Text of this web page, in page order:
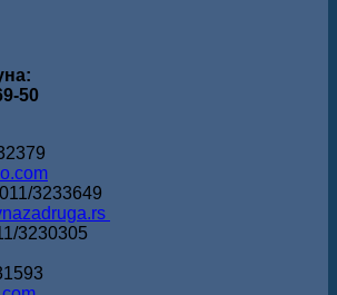
50
011/3233649
3230305